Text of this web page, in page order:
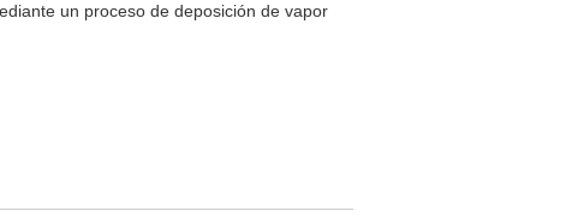
un proceso de deposición de vapor